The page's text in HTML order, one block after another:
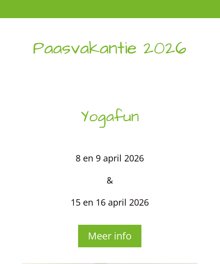
Paasvakantie 2026
Yogafun
8 en 9 april 2026
&
15 en 16 april 2026
Meer info